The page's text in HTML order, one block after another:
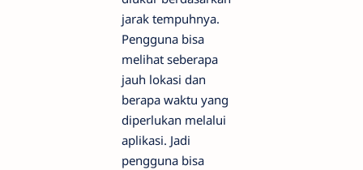
jarak tempuhnya.
Pengguna bisa
melihat seberapa
jauh lokasi dan
berapa waktu yang
diperlukan melalui
aplikasi. Jadi
pengguna bisa